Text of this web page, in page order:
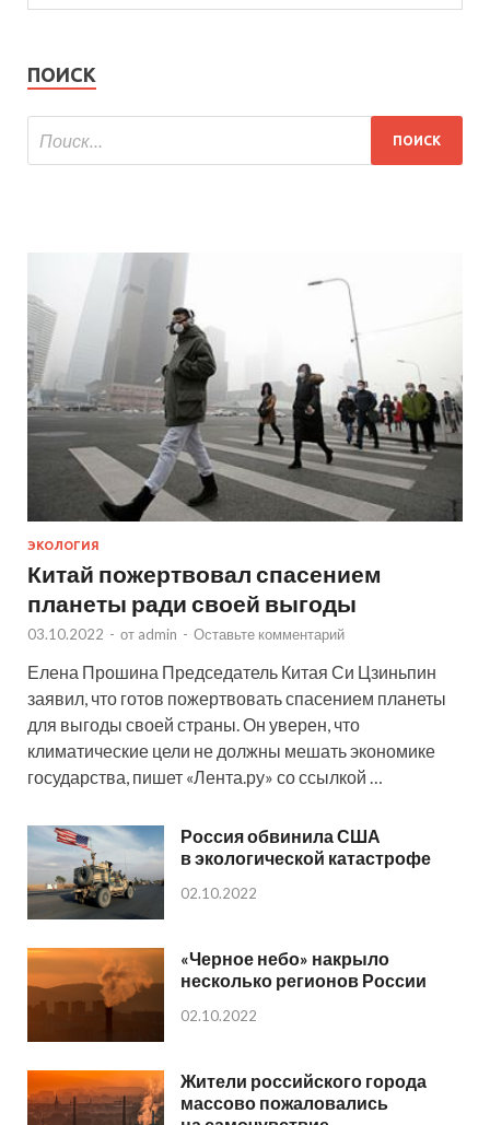
ПОИСК
ЭКОЛОГИЯ
Китай пожертвовал спасением
планеты ради своей выгоды
03.10.2022 - от admin - Оставьте комментарий
Елена Прошина Председатель Китая Си Цзиньпин
заявил, что готов пожертвовать спасением планеты
для выгоды своей страны. Он уверен, что
климатические цели не должны мешать экономике
государства, пишет «Лента.ру» со ссылкой …
Россия обвинила США
в экологической катастрофе
02.10.2022
«Черное небо» накрыло
несколько регионов России
02.10.2022
Жители российского города
массово пожаловались